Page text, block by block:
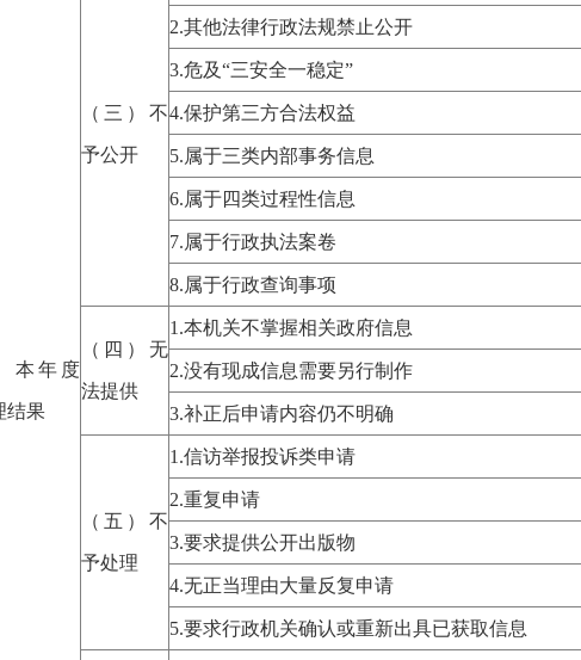
本年度
结果
（三）不
予公开
2.其他法律行政法规禁止公开
3.危及“三安全一稳定”
4.保护第三方合法权益
5.属于三类内部事务信息
6.属于四类过程性信息
7.属于行政执法案卷
8.属于行政查询事项
（四）无
法提供
1.本机关不掌握相关政府信息
2.没有现成信息需要另行制作
3.补正后申请内容仍不明确
（五）不
予处理
1.信访举报投诉类申请
2.重复申请
3.要求提供公开出版物
4.无正当理由大量反复申请
5.要求行政机关确认或重新出具已获取信息